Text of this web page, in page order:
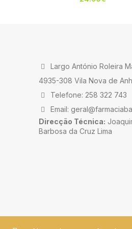
Largo António Roleira
4935-308 Vila Nova de
Telefone: 258 322 743
Email:
Direcção Técnica:
Barbosa da Cruz Lima